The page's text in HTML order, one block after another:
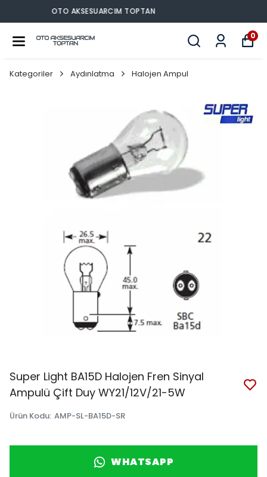
OTO AKSESUARCIM TOPTAN
0
Kategoriler Aydınlatma Halojen Ampul
Super Light BA15D Halojen Fren Sinyal
Ampulü Çift Duy WY21/12V/21-5W
Ürün Kodu: AMP-SL-BA15D-SR
WHATSAPP